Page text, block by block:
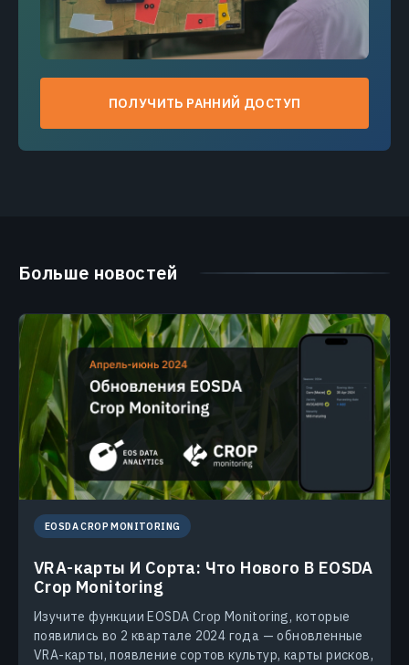
ПОЛУЧИТЬ РАННИЙ ДОСТУП
Больше новостей
EOSDA CROP MONITORING
VRA-карты И Сорта: Что Нового В EOSDA
Crop Monitoring
Изучите функции EOSDA Crop Monitoring, которые
появились во 2 квартале 2024 года — обновленные
VRA-карты, появление сортов культур, карты рисков,